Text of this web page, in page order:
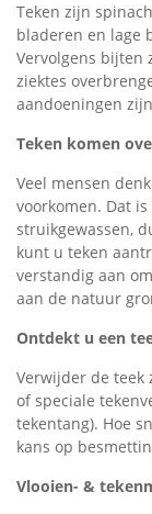
Teken zijn
bladeren en lage
Vervolgens bijten
ziektes
aandoeningen
Teken komen
Veel mensen
voorkomen. Dat
struikgewassen,
kunt u teken
verstandig aan
aan de natuur
Ontdekt u een
Verwijder de teek
of speciale
tekentang). Hoe
kans op
Vlooien- &